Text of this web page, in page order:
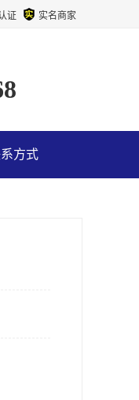
证 实名商家
方式